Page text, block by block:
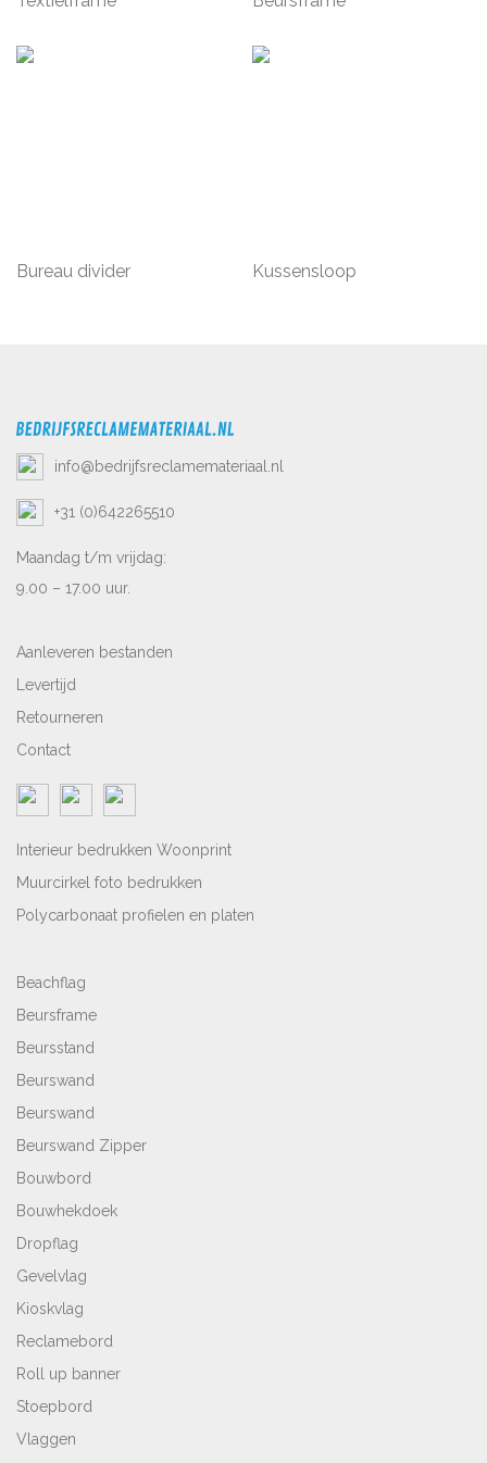
Bureau divider Kussensloop
info@bedrijfsreclamemateriaal.nl
+31 (0)642265510
Maandag t/m vrijdag:
9.00 – 17.00 uur.
Aanleveren bestanden
Levertijd
Retourneren
Contact
Interieur bedrukken Woonprint
Muurcirkel foto bedrukken
Polycarbonaat profielen en platen
Beachflag
Beursframe
Beursstand
Beurswand
Beurswand
Beurswand Zipper
Bouwbord
Bouwhekdoek
Dropflag
Gevelvlag
Kioskvlag
Reclamebord
Roll up banner
Stoepbord
Vlaggen